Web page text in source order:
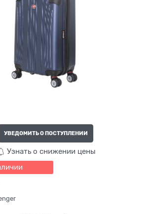
УВЕДОМИТЬ О ПОСТУПЛЕНИИ
Узнать о снижении цены